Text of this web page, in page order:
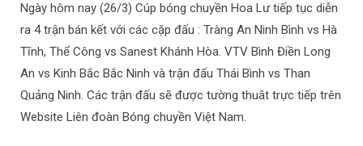
Ngày hôm nay (26/3) Cúp bóng chuyền Hoa Lư tiếp tục diễn
ra 4 trận bán kết với các cặp đấu : Tràng An Ninh Bình vs Hà
Tĩnh, Thể Công vs Sanest Khánh Hòa. VTV Bình Điền Long
An vs Kinh Bắc Bắc Ninh và trận đấu Thái Bình vs Than
Quảng Ninh. Các trận đấu sẽ được tường thuât trực tiếp trên
Website Liên đoàn Bóng chuyền Việt Nam.